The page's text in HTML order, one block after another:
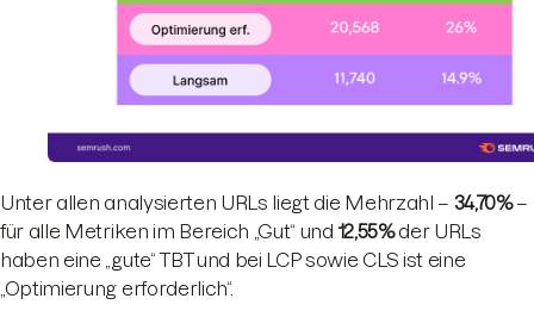
Unter allen analysierten URLs liegt die Mehrzahl – 34,70%–
für alle Metriken im Bereich „Gut“ und12,55%der URLs
haben eine „gute“ TBT und bei LCP sowie CLS ist eine
„Optimierung erforderlich“.